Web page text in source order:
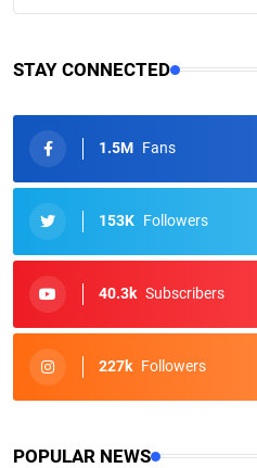
STAY CONNECTED
1.5M Fans
153K Followers
40.3k Subscribers
227k Followers
POPULAR NEWS